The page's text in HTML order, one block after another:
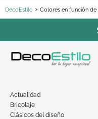
DecoEstilo Colores en función
Actualidad
Bricolaje
Clásicos del diseño